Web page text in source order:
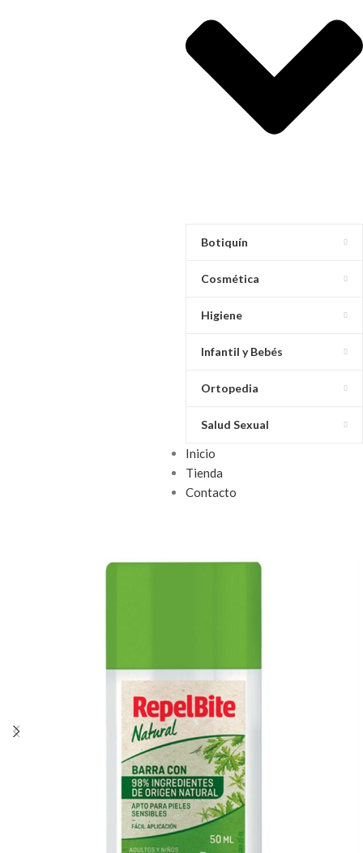
Botiquín
Cosmética
Higiene
Infantil y Bebés
Ortopedia
Salud Sexual
Inicio
Tienda
Contacto